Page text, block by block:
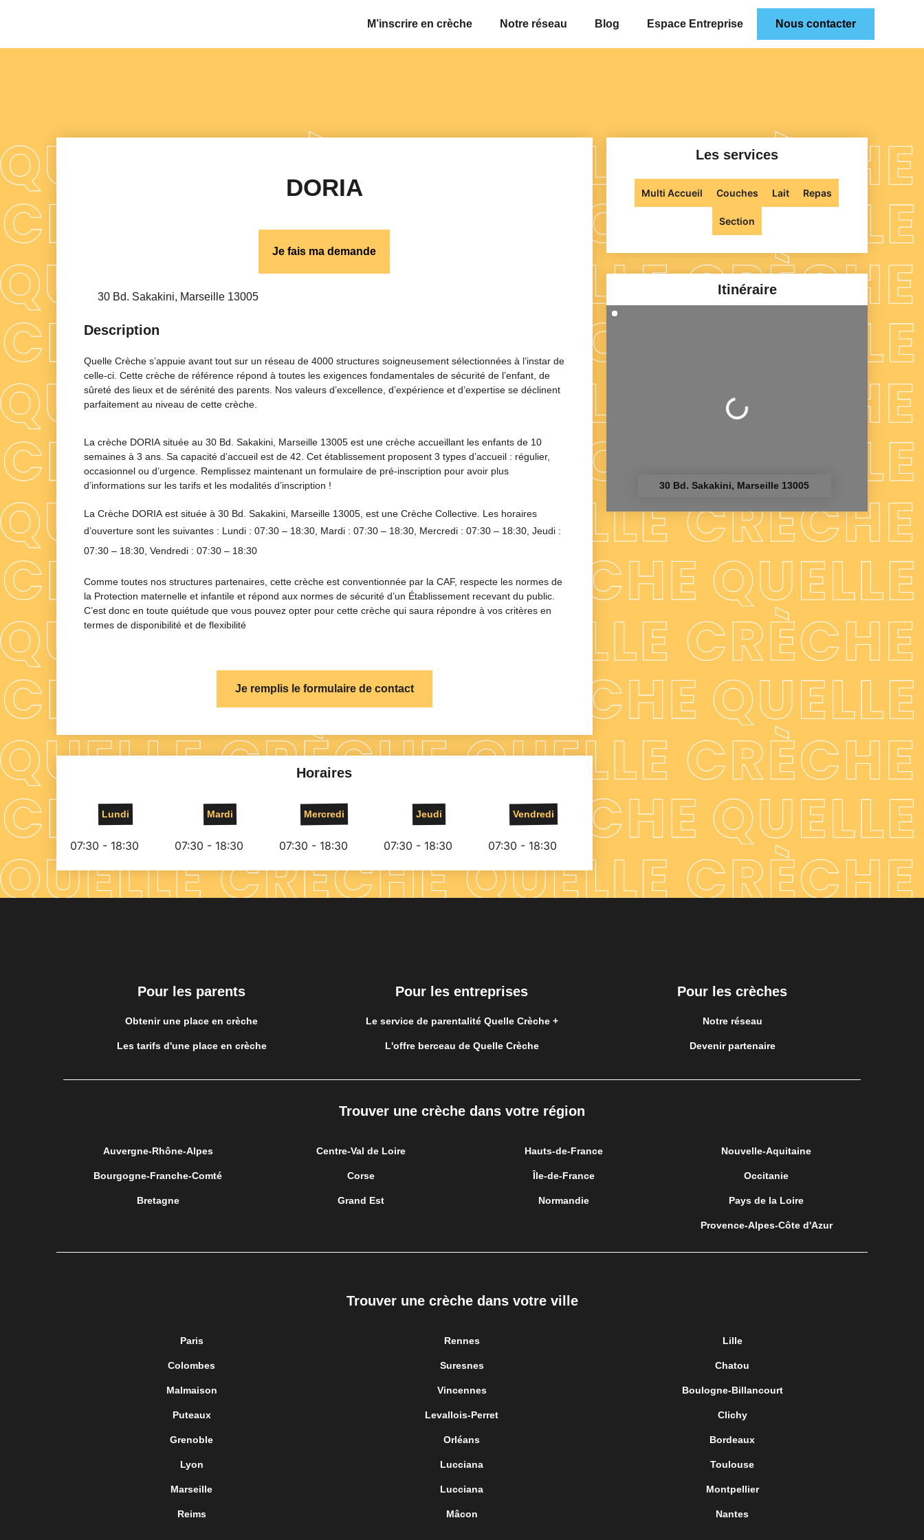
M’inscrire en crèche Notre réseau Blog Espace Entreprise Nous contacter
DORIA
Je fais ma demande
30 Bd. Sakakini, Marseille 13005
Description
Quelle Crèche s’appuie avant tout sur un réseau de 4000 structures soigneusement sélectionnées à l’instar de
celle-ci. Cette crèche de référence répond à toutes les exigences fondamentales de sécurité de l’enfant, de
sûreté des lieux et de sérénité des parents. Nos valeurs d’excellence, d’expérience et d’expertise se déclinent
parfaitement au niveau de cette crèche.
La crèche DORIA située au 30 Bd. Sakakini, Marseille 13005 est une crèche accueillant les enfants de 10
semaines à 3 ans. Sa capacité d’accueil est de 42. Cet établissement proposent 3 types d’accueil : régulier,
occasionnel ou d’urgence. Remplissez maintenant un formulaire de pré-inscription pour avoir plus
d’informations sur les tarifs et les modalités d’inscription !
La Crèche DORIAest située à 30 Bd. Sakakini, Marseille 13005, est une Crèche Collective. Les horaires
d’ouverture sont les suivantes : Lundi : 07:30 – 18:30, Mardi : 07:30 – 18:30, Mercredi : 07:30 – 18:30, Jeudi :
07:30 – 18:30, Vendredi : 07:30 – 18:30
Comme toutes nos structures partenaires, cette crèche est conventionnée par la CAF, respecte les normes de
la Protection maternelle et infantile et répond aux normes de sécurité d’un Établissement recevant du public.
C’est donc en toute quiétude que vous pouvez opter pour cette crèche qui saura répondre à vos critères en
termes de disponibilité et de flexibilité
Je remplis le formulaire de contact
Horaires
Lundi
07:30 - 18:30
Mardi
07:30 - 18:30
Mercredi
07:30 - 18:30
Jeudi
07:30 - 18:30
Vendredi
07:30 - 18:30
Les services
Multi Accueil Couches Lait Repas
Section
Itinéraire
Chargement...
30 Bd. Sakakini, Marseille 13005
Pour les parents
Obtenir une place en crèche
Les tarifs d'une place en crèche
Pour les entreprises
Le service de parentalité Quelle Crèche +
L'offre berceau de Quelle Crèche
Pour les crèches
Notre réseau
Devenir partenaire
Trouver une crèche dans votre région
Auvergne-Rhône-Alpes
Bourgogne-Franche-Comté
Bretagne
Centre-Val de Loire
Corse
Grand Est
Hauts-de-France
Île-de-France
Normandie
Nouvelle-Aquitaine
Occitanie
Pays de la Loire
Provence-Alpes-Côte d'Azur
Trouver une crèche dans votre ville
Paris
Colombes
Malmaison
Puteaux
Grenoble
Lyon
Marseille
Reims
Rennes
Suresnes
Vincennes
Levallois-Perret
Orléans
Lucciana
Lucciana
Mâcon
Lille
Chatou
Boulogne-Billancourt
Clichy
Bordeaux
Toulouse
Montpellier
Nantes